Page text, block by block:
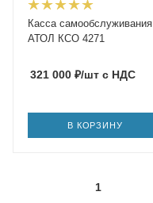
Касса самообслуживания
АТОЛ КСО 4271
321 000 ₽/шт с НДС
В КОРЗИНУ
1